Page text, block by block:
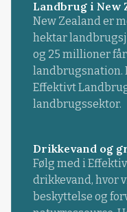
Landbrug i New
New Zealand er
hektar
og 25 millioner
landbrugsnation.
Effektivt
landbrugssektor.
Drikkevand og
Følg med i
drikkevand, hvor
beskyttelse og